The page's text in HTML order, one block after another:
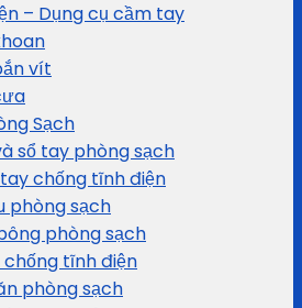
– Dụng cụ cầm tay
vít
Sạch
sổ tay phòng sạch
chống tĩnh điện
phòng sạch
phòng sạch
chống tĩnh điện
phòng sạch